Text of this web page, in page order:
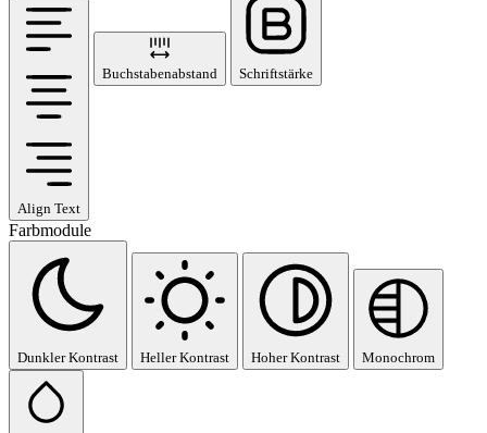
Align Text
Buchstabenabstand Schriftstärke
Farbmodule
Dunkler Kontrast Heller Kontrast Hoher Kontrast Monochrom